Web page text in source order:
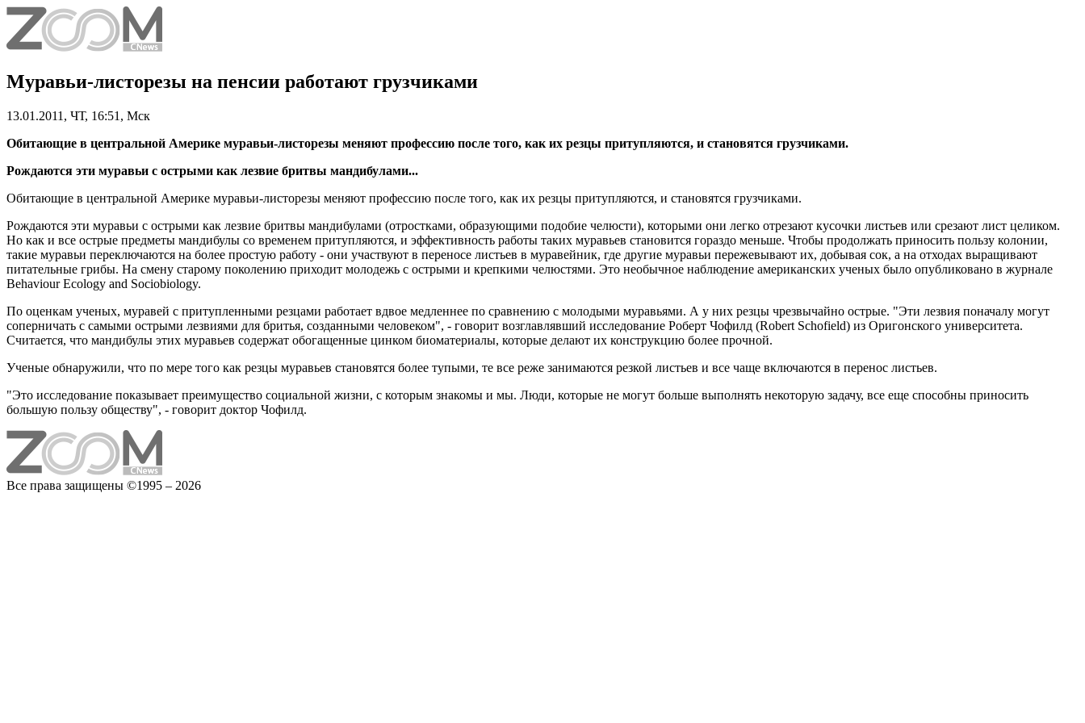
Муравьи-листорезы на пенсии работают грузчиками
13.01.2011, ЧТ, 16:51, Мск
Обитающие в центральной Америке муравьи-листорезы меняют профессию после того, как их резцы притупляются, и становятся грузчиками.
Рождаются эти муравьи с острыми как лезвие бритвы мандибулами...
Обитающие в центральной Америке муравьи-листорезы меняют профессию после того, как их резцы притупляются, и становятся грузчиками.
Рождаются эти муравьи с острыми как лезвие бритвы мандибулами (отростками, образующими подобие челюсти), которыми они легко отрезают кусочки листьев или срезают лист целиком.
Но как и все острые предметы мандибулы со временем притупляются, и эффективность работы таких муравьев становится гораздо меньше. Чтобы продолжать приносить пользу колонии,
такие муравьи переключаются на более простую работу - они участвуют в переносе листьев в муравейник, где другие муравьи пережевывают их, добывая сок, а на отходах выращивают
питательные грибы. На смену старому поколению приходит молодежь с острыми и крепкими челюстями. Это необычное наблюдение американских ученых было опубликовано в журнале
Behaviour Ecology and Sociobiology.
По оценкам ученых, муравей с притупленными резцами работает вдвое медленнее по сравнению с молодыми муравьями. А у них резцы чрезвычайно острые. "Эти лезвия поначалу могут
соперничать с самыми острыми лезвиями для бритья, созданными человеком", - говорит возглавлявший исследование Роберт Чофилд (Robert Schofield) из Оригонского университета.
Считается, что мандибулы этих муравьев содержат обогащенные цинком биоматериалы, которые делают их конструкцию более прочной.
Ученые обнаружили, что по мере того как резцы муравьев становятся более тупыми, те все реже занимаются резкой листьев и все чаще включаются в перенос листьев.
"Это исследование показывает преимущество социальной жизни, с которым знакомы и мы. Люди, которые не могут больше выполнять некоторую задачу, все еще способны приносить
большую пользу обществу", - говорит доктор Чофилд.
Все права защищены ©1995 – 2026